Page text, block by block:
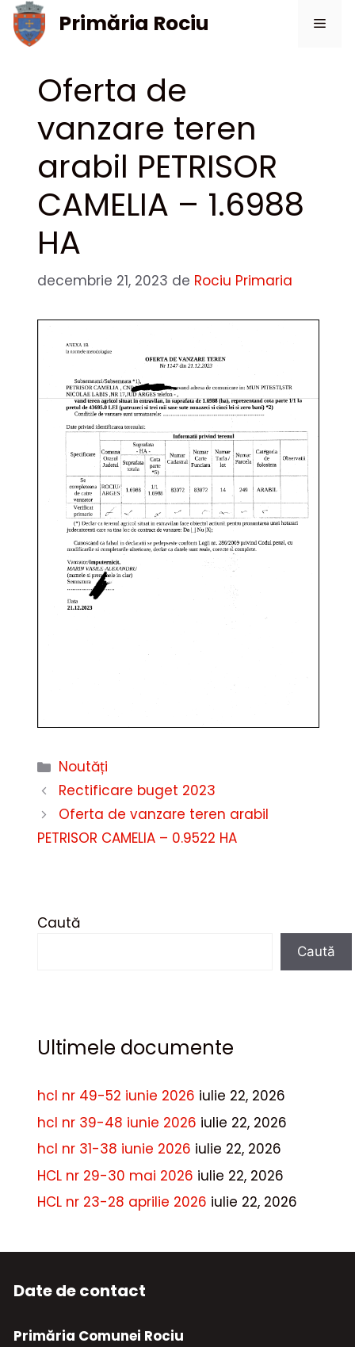
Sari
conținut
Primăria Rociu
Oferta de
vanzare teren
arabil PETRISOR
CAMELIA – 1.6988
HA
decembrie 21, 2023 de Rociu Primaria
Categorii
Noutăți
Rectificare buget 2023
Oferta de vanzare teren arabil
PETRISOR CAMELIA – 0.9522 HA
Caută
Caută
Ultimele documente
hcl nr 49-52 iunie 2026 iulie 22, 2026
hcl nr 39-48 iunie 2026 iulie 22, 2026
hcl nr 31-38 iunie 2026 iulie 22, 2026
HCL nr 29-30 mai 2026 iulie 22, 2026
HCL nr 23-28 aprilie 2026 iulie 22, 2026
Date de contact
Primăria Comunei Rociu